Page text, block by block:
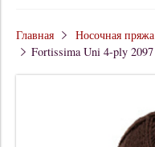
Главная Носочная пряжа
Fortissima Uni 4-ply 2097